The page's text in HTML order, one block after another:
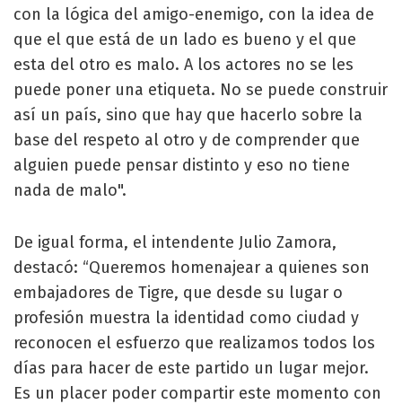
con la lógica del amigo-enemigo, con la idea de
que el que está de un lado es bueno y el que
esta del otro es malo. A los actores no se les
puede poner una etiqueta. No se puede construir
así un país, sino que hay que hacerlo sobre la
base del respeto al otro y de comprender que
alguien puede pensar distinto y eso no tiene
nada de malo".
De igual forma, el intendente Julio Zamora,
destacó: “Queremos homenajear a quienes son
embajadores de Tigre, que desde su lugar o
profesión muestra la identidad como ciudad y
reconocen el esfuerzo que realizamos todos los
días para hacer de este partido un lugar mejor.
Es un placer poder compartir este momento con